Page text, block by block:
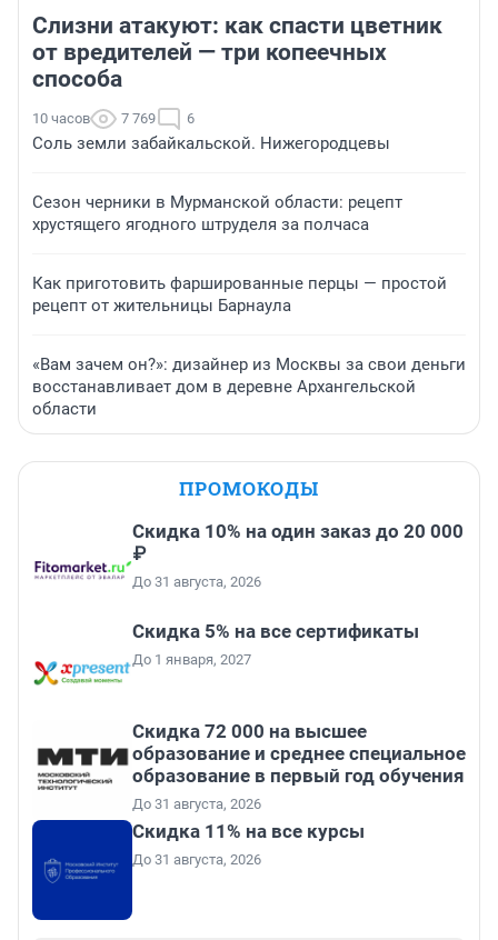
Слизни атакуют: как спасти цветник
от вредителей — три копеечных
способа
10 часов 7 769 6
Соль земли забайкальской. Нижегородцевы
Сезон черники в Мурманской области: рецепт
хрустящего ягодного штруделя за полчаса
Как приготовить фаршированные перцы — простой
рецепт от жительницы Барнаула
«Вам зачем он?»: дизайнер из Москвы за свои деньги
восстанавливает дом в деревне Архангельской
области
ПРОМОКОДЫ
Скидка 10% на один заказ до 20 000
₽
До 31 августа, 2026
Скидка 5% на все сертификаты
До 1 января, 2027
Скидка 72 000 на высшее
образование и среднее специальное
образование в первый год обучения
До 31 августа, 2026
Скидка 11% на все курсы
До 31 августа, 2026